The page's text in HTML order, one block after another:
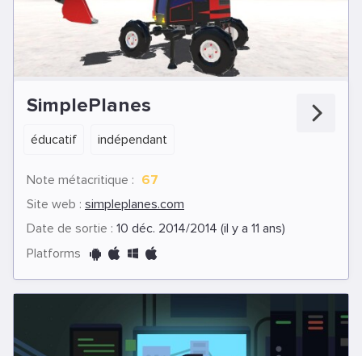
SimplePlanes
éducatif indépendant
Note métacritique : 67
Site web : simpleplanes.com
Date de sortie : 10 déc. 2014/2014 (il y a 11 ans)
Platforms